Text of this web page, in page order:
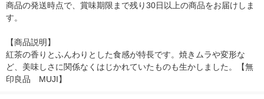
商品の発送時点で、賞味期限まで残り30日以上の商品をお届けしま
す。
【商品説明】
紅茶の香りとふんわりとした食感が特長です。焼きムラや変形な
ど、美味しさに関係なくはじかれていたものも生かしました。【無
印良品　MUJI】